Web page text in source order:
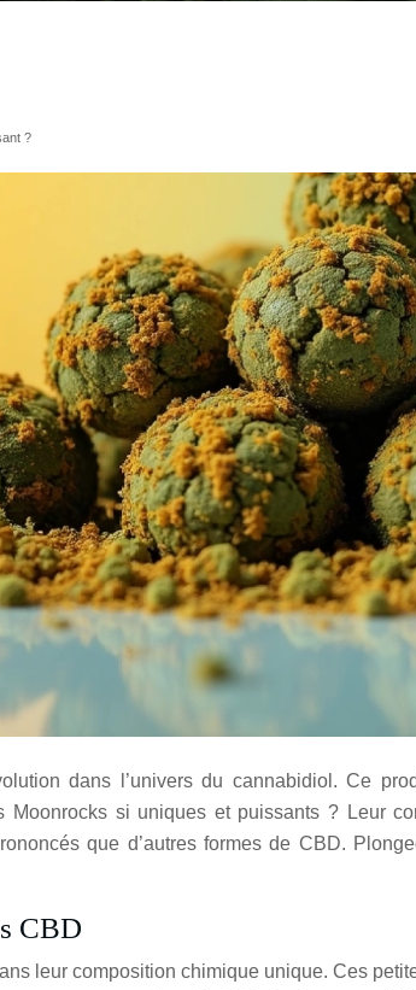
?
dans l’univers du cannabidiol. Ce
Moonrocks si uniques et puissants ? Leur
que d’autres formes de CBD.
CBD
leur composition chimique unique. Ces